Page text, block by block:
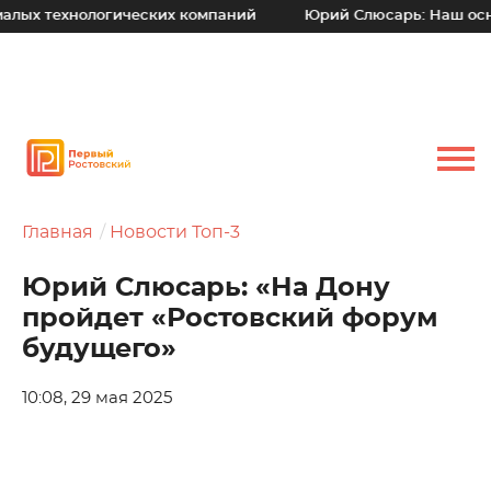
компаний Юрий Слюсарь: Наш
Главная Новости Топ-3
Юрий Слюсарь: «На Дону
пройдет «Ростовский форум
будущего»
10:08, 29 мая 2025